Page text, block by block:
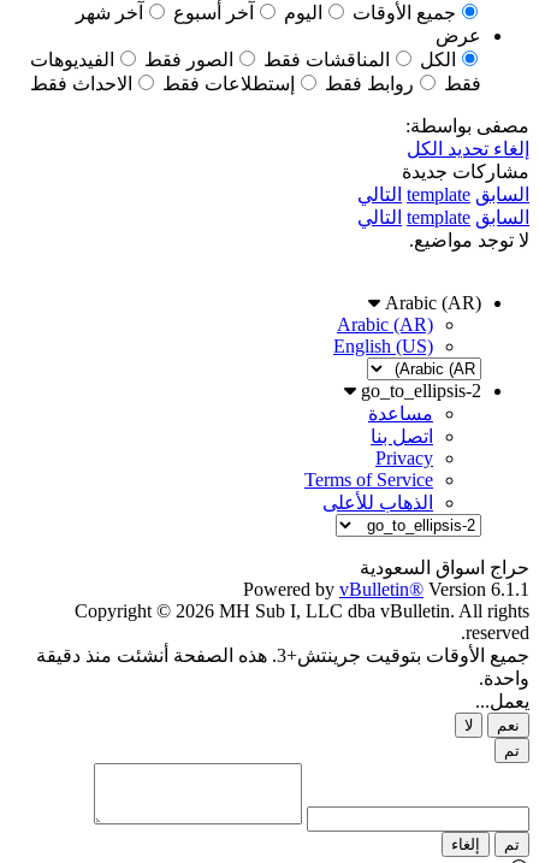
جميع الأوقات
اليوم آخر أسبوع
آخر شهر
عرض
الكل
المناقشات فقط الصور فقط
الفيديوهات
فقط
روابط فقط إستطلاعات فقط الاحداث فقط
مصفى بواسطة:
إلغاء تحديد الكل
مشاركات جديدة
السابق template التالي
السابق template التالي
لا توجد مواضيع.
Arabic (AR)
Arabic (AR)
English (US)
go_to_ellipsis-2
مساعدة
اتصل بنا
Privacy
Terms of Service
الذهاب للأعلى
حراج اسواق السعودية
Powered by vBulletin® Version 6.1.1
Copyright © 2026 MH Sub I, LLC dba vBulletin. All rights
reserved.
جميع الأوقات بتوقيت جرينتش+3. هذه الصفحة أنشئت منذ دقيقة
واحدة.
يعمل...
نعم
لا
تم
تم إلغاء